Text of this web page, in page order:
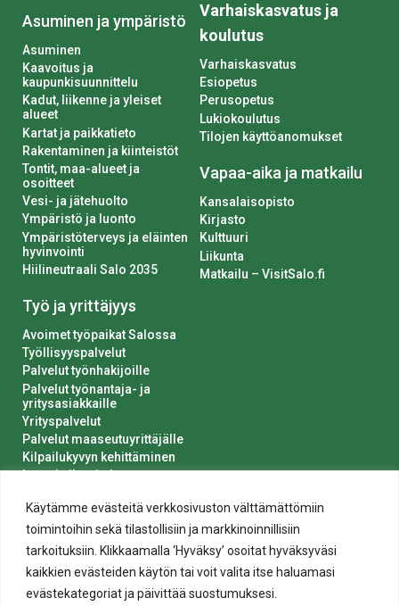
Käytämme evästeitä verkkosivuston välttämättömiin
toimintoihin sekä tilastollisiin ja markkinoinnillisiin
tarkoituksiin. Klikkaamalla ‘Hyväksy’ osoitat hyväksyväsi
kaikkien evästeiden käytön tai voit valita itse haluamasi
evästekategoriat ja päivittää suostumuksesi.
Asuminen ja ympäristö
Asuminen
Kaavoitus ja
kaupunkisuunnittelu
Kadut, liikenne ja yleiset
alueet
Kartat ja paikkatieto
Rakentaminen ja kiinteistöt
Tontit, maa-alueet ja
osoitteet
Vesi- ja jätehuolto
Ympäristö ja luonto
Ympäristöterveys ja eläinten
hyvinvointi
Hiilineutraali Salo 2035
Työ ja yrittäjyys
Avoimet työpaikat Salossa
Työllisyyspalvelut
Palvelut työnhakijoille
Palvelut työnantaja- ja
yritysasiakkaille
Yrityspalvelut
Palvelut maaseutuyrittäjälle
Kilpailukyvyn kehittäminen
Luvat ja ilmoitukset
Varhaiskasvatus ja
koulutus
Varhaiskasvatus
Esiopetus
Perusopetus
Lukiokoulutus
Tilojen käyttöanomukset
Vapaa-aika ja matkailu
Kansalaisopisto
Kirjasto
Kulttuuri
Liikunta
Matkailu – VisitSalo.fi